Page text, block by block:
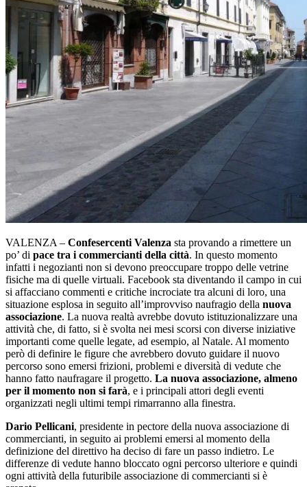
VALENZA – Confesercenti Valenza sta provando a rimettere un
po’ di pace tra i commercianti della città. In questo momento
infatti i negozianti non si devono preoccupare troppo delle vetrine
fisiche ma di quelle virtuali. Facebook sta diventando il campo in cui
si affacciano commenti e critiche incrociate tra alcuni di loro, una
situazione esplosa in seguito all’improvviso naufragio della nuova
associazione. La nuova realtà avrebbe dovuto istituzionalizzare una
attività che, di fatto, si è svolta nei mesi scorsi con diverse iniziative
importanti come quelle legate, ad esempio, al Natale. Al momento
però di definire le figure che avrebbero dovuto guidare il nuovo
percorso sono emersi frizioni, problemi e diversità di vedute che
hanno fatto naufragare il progetto. La nuova associazione, almeno
per il momento non si farà, e i principali attori degli eventi
organizzati negli ultimi tempi rimarranno alla finestra.
Dario Pellicani, presidente in pectore della nuova associazione di
commercianti, in seguito ai problemi emersi al momento della
definizione del direttivo ha deciso di fare un passo indietro. Le
differenze di vedute hanno bloccato ogni percorso ulteriore e quindi
ogni attività della futuribile associazione di commercianti si è